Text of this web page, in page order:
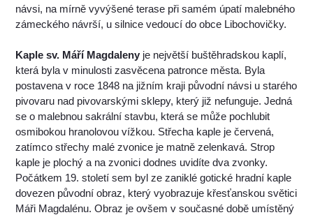
návsi, na mírně vyvýšené terase při samém úpatí malebného
zámeckého návrší, u silnice vedoucí do obce Libochovičky.
Kaple sv. Máří Magdaleny je největší buštěhradskou kaplí,
která byla v minulosti zasvěcena patronce města. Byla
postavena v roce 1848 na jižním kraji původní návsi u starého
pivovaru nad pivovarskými sklepy, který již nefunguje. Jedná
se o malebnou sakrální stavbu, která se může pochlubit
osmibokou hranolovou vížkou. Střecha kaple je červená,
zatímco střechy malé zvonice je matně zelenkavá. Strop
kaple je plochý a na zvonici dodnes uvidíte dva zvonky.
Počátkem 19. století sem byl ze zaniklé gotické hradní kaple
dovezen původní obraz, který vyobrazuje křesťanskou světici
Máři Magdalénu. Obraz je ovšem v současné době umístěný